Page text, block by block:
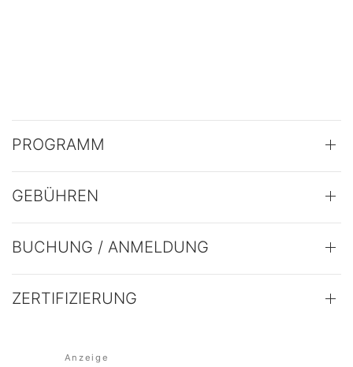
PROGRAMM
GEBÜHREN
BUCHUNG / ANMELDUNG
ZERTIFIZIERUNG